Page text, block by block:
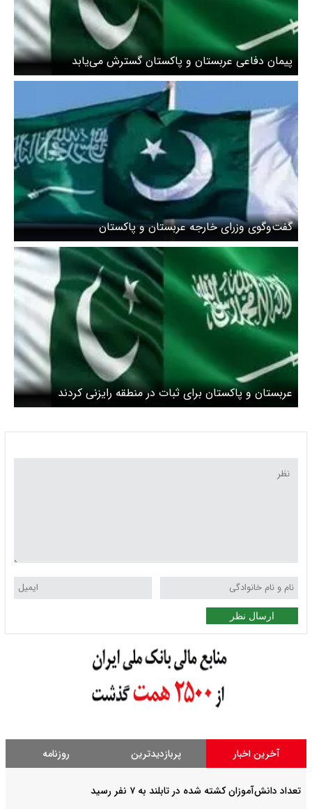
‌پیمان دفاعی عربستان و پاکستان گسترش می‌یابد
گفت‌وگوی وزرای خارجه عربستان و پاکستان
عربستان و پاکستان برای ثبات در منطقه رایزنی کردند
ارسال نظر
آخرین اخبار پربازدیدترین روزنامه
تعداد دانش‌آموزان کشته شده در تابلند به ۷ نفر رسید